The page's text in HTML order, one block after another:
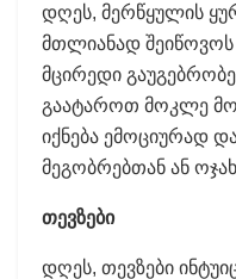
დღეს, მერწყულის
მთლიანად
მცირედი
გაატაროთ მოკლე
იქნება ემოციურად
მეგობრებთან ან
თევზები
დღეს, თევზები